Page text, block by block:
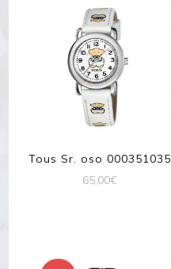
Tous Sr. oso 000351035
65,00€